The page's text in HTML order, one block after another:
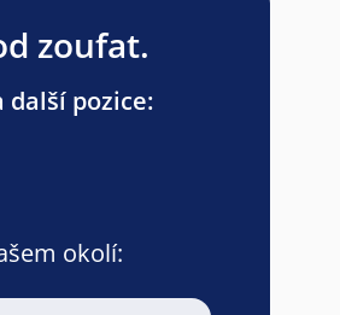
zoufat.
pozice:
okolí: